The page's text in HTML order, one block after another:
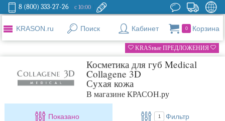
8 (800) 333-27-26 с 10:00
KRASON.ru Поиск Кабинет 0 Корзина
KRASные ПРЕДЛОЖЕНИЯ
Косметика для губ Medical
Collagene 3D
Сухая кожа
В магазине КРАСОН.ру
Показано 1 Фильтр